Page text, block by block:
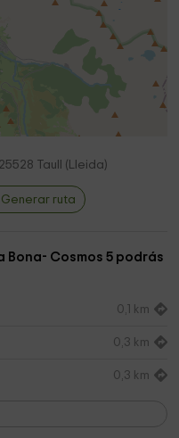
25528 Taull ( Lleida)
Generar ruta
Bona- Cosmos 5 podrás
0,1 km
0,3 km
0,3 km